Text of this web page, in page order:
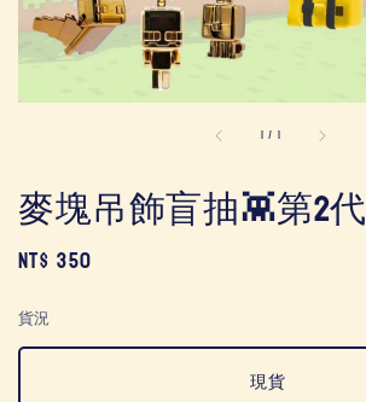
1 / 1
麥塊吊飾盲抽👾第2代
Regular
NT$ 350
貨況
現貨